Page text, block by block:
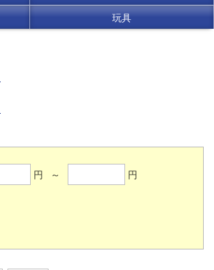
玩具
円 ～ 円